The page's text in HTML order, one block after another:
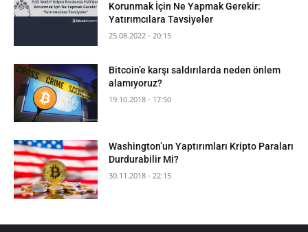
Korunmak İçin Ne Yapmak Gerekir:
Yatırımcılara Tavsiyeler
25.08.2022 - 20:15
Bitcoin’e karşı saldırılarda neden önlem
alamıyoruz?
19.10.2018 - 17:50
Washington’un Yaptırımları Kripto Paraları
Durdurabilir Mi?
30.11.2018 - 22:15